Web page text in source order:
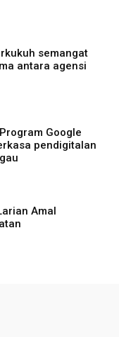
semangat
antara agensi
Google
pendigitalan
Amal